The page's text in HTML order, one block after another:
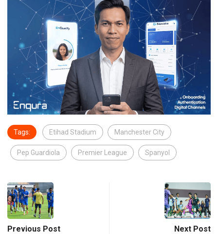
Tags: Etihad Stadium Manchester City
Pep Guardiola Premier League Spanyol
Previous Post Next Post